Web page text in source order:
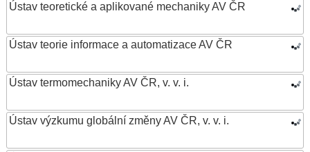
Ústav teoretické a aplikované mechaniky AV ČR
Ústav teorie informace a automatizace AV ČR
Ústav termomechaniky AV ČR, v. v. i.
Ústav výzkumu globální změny AV ČR, v. v. i.